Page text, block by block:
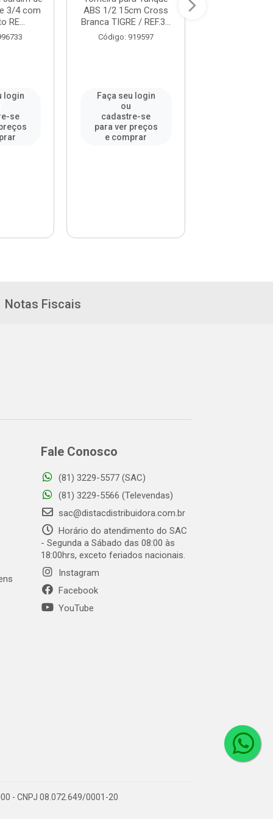
3/4 com
RE...
login
se
ABS 1/2 15cm Cross
Branca TIGRE / REF.3...
Código: 919597
Faça seu login
ou
cadastre-se
para ver preços
e comprar
Notas Fiscais
Fale Conosco
(81) 3229-5577 (SAC)
(81) 3229-5566 (Televendas)
sac@distacdistribuidora.com.br
Horário do atendimento do SAC
- Segunda a Sábado das 08:00 às
18:00hrs, exceto feriados nacionais.
Instagram
Facebook
YouTube
- CNPJ 08.072.649/0001-20